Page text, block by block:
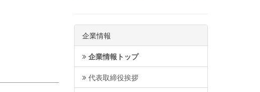
企業情報
企業情報トップ
代表取締役挨拶